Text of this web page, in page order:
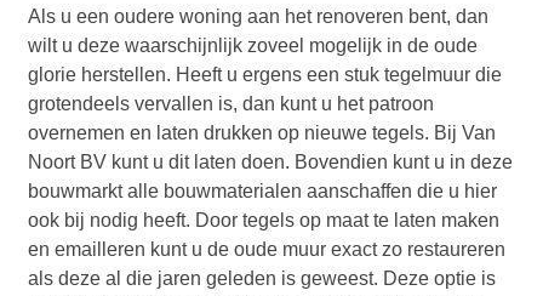
Als u een oudere woning aan het renoveren bent, dan
wilt u deze waarschijnlijk zoveel mogelijk in de oude
glorie herstellen. Heeft u ergens een stuk tegelmuur die
grotendeels vervallen is, dan kunt u het patroon
overnemen en laten drukken op nieuwe tegels. Bij Van
Noort BV kunt u dit laten doen. Bovendien kunt u in deze
bouwmarkt alle bouwmaterialen aanschaffen die u hier
ook bij nodig heeft. Door tegels op maat te laten maken
en emailleren kunt u de oude muur exact zo restaureren
als deze al die jaren geleden is geweest. Deze optie is